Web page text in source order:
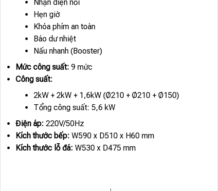
Nhận diện nồi
Hẹn giờ
Khóa phím an toàn
Báo dư nhiệt
Nấu nhanh (Booster)
Mức công suất: 9 mức
Công suất:
2kW + 2kW + 1,6kW (Ø210 + Ø210 + Ø150)
Tổng công suất: 5,6 kW
Điện áp: 220V/50Hz
Kích thước bếp: W590 x D510 x H60 mm
Kích thước lỗ đá: W530 x D475 mm